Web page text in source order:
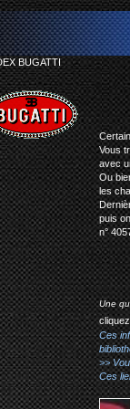
BUGATTI
Vous
avec
Ou
les
puis
n°
Une
Ces
>>
Ces